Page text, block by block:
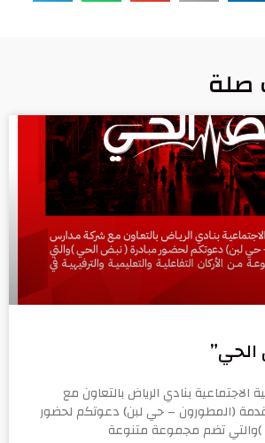
صلة
الحي”
الاجتماعية بنادي الرياض بالتعاون مع
(المطورون – حي لبن) دعوتكم لحضور
)والتي تضم مجموعة متنوعة